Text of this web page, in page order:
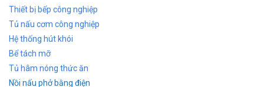
Thiết bị bếp công nghiệp
Tủ nấu cơm công nghiệp
Hệ thống hút khói
Bể tách mỡ
Tủ hâm nóng thức ăn
Nồi nấu phở bằng điện